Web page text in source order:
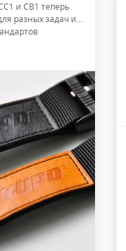
и CB1 теперь
разных задач и...